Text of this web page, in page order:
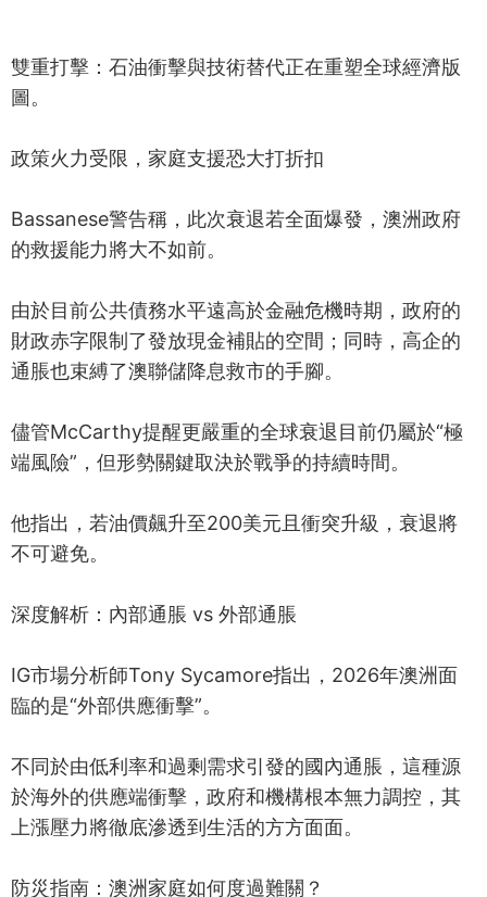
雙重打擊：石油衝擊與技術替代正在重塑全球經濟版
圖。
政策火力受限，家庭支援恐大打折扣
Bassanese警告稱，此次衰退若全面爆發，澳洲政府
的救援能力將大不如前。
由於目前公共債務水平遠高於金融危機時期，政府的
財政赤字限制了發放現金補貼的空間；同時，高企的
通脹也束縛了澳聯儲降息救市的手腳。
儘管McCarthy提醒更嚴重的全球衰退目前仍屬於“極
端風險”，但形勢關鍵取決於戰爭的持續時間。
他指出，若油價飆升至200美元且衝突升級，衰退將
不可避免。
深度解析：內部通脹 vs 外部通脹
IG市場分析師Tony Sycamore指出，2026年澳洲面
臨的是“外部供應衝擊”。
不同於由低利率和過剩需求引發的國內通脹，這種源
於海外的供應端衝擊，政府和機構根本無力調控，其
上漲壓力將徹底滲透到生活的方方面面。
防災指南：澳洲家庭如何度過難關？